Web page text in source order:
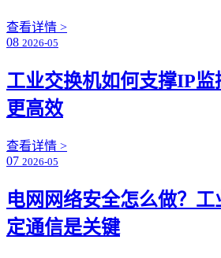
查看详情 >
08 2026-05
工业交换机如何支撑IP
更高效
查看详情 >
07 2026-05
电网网络安全怎么做？
定通信是关键